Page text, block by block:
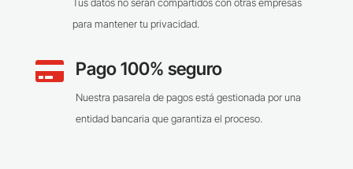
Tus datos no serán compartidos con otras empresas
para mantener tu privacidad.
 Pago 100% seguro
Nuestra pasarela de pagos está gestionada por una
entidad bancaria que garantiza el proceso.